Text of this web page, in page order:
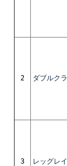
2 ダブルク
3 レッグレ